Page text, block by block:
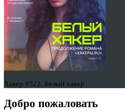
Хакер #322. Белый хакер
Добро пожаловать